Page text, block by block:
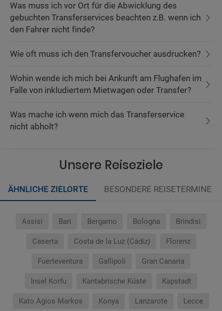
Was muss ich vor Ort für die Abwicklung des
gebuchten Transferservices beachten z.B. wenn ich
den Fahrer nicht finde?
Wie oft muss ich den Transfervoucher ausdrucken?
Wohin wende ich mich bei Ankunft am Flughafen im
Falle von inkludiertem Mietwagen oder Transfer?
Was mache ich wenn mich das Transferservice
nicht abholt?
Unsere Reiseziele
ÄHNLICHE ZIELORTE BESONDERE REISETERMINE
Assisi Bari Bergamo Bologna Brindisi
Caserta Costa de la Luz (Cádiz) Florenz
Fuerteventura Gallipoli Gran Canaria
Insel Korfu Kantabrische Küste Kapstadt
Kato Agios Markos Konya Lanzarote Lecce